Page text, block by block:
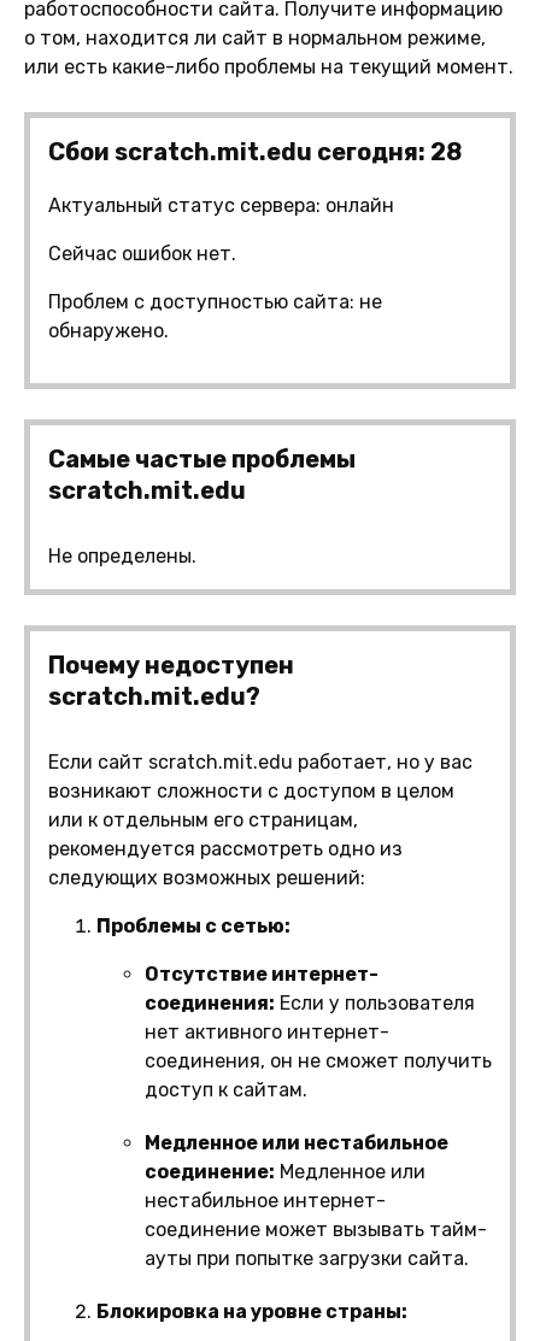
работоспособности сайта. Получите информацию
о том, находится ли сайт в нормальном режиме,
или есть какие-либо проблемы на текущий момент.
Сбои scratch.mit.edu сегодня: 28
Актуальный статус сервера: онлайн
Сейчас ошибок нет.
Проблем с доступностью сайта: не
обнаружено.
Самые частые проблемы
scratch.mit.edu
Не определены.
Почему недоступен
scratch.mit.edu?
Если сайт scratch.mit.edu работает, но у вас
возникают сложности с доступом в целом
или к отдельным его страницам,
рекомендуется рассмотреть одно из
следующих возможных решений:
Проблемы с сетью:
Отсутствие интернет-
соединения: Если у пользователя
нет активного интернет-
соединения, он не сможет получить
доступ к сайтам.
Медленное или нестабильное
соединение: Медленное или
нестабильное интернет-
соединение может вызывать тайм-
ауты при попытке загрузки сайта.
Блокировка на уровне страны: